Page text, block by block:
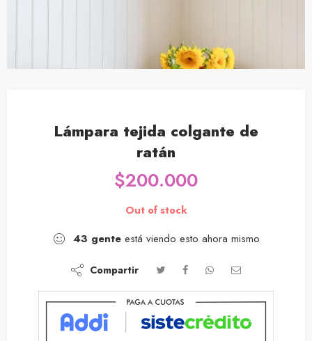
Lámpara tejida colgante de
ratán
$200.000
Out of stock
43 gente está viendo esto ahora mismo
Compartir